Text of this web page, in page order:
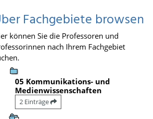
Fachgebiete browsen
können Sie die Professoren und
nach Ihrem Fachgebiet
05 Kommunikations- und
Medienwissenschaften
2 Einträge